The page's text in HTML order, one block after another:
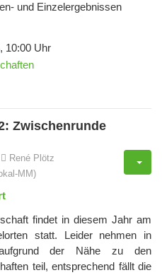
und Einzelergebnissen
10:00 Uhr
Zwischenrunde
René Plötz
MM)
findet in diesem Jahr am
statt. Leider nehmen in
der Nähe zu den
teil, entsprechend fällt die